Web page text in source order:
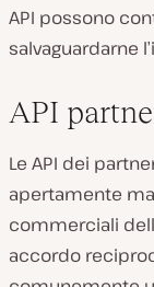
API possono
salvaguardarne
API
Le API dei
apertamente
commerciali
accordo